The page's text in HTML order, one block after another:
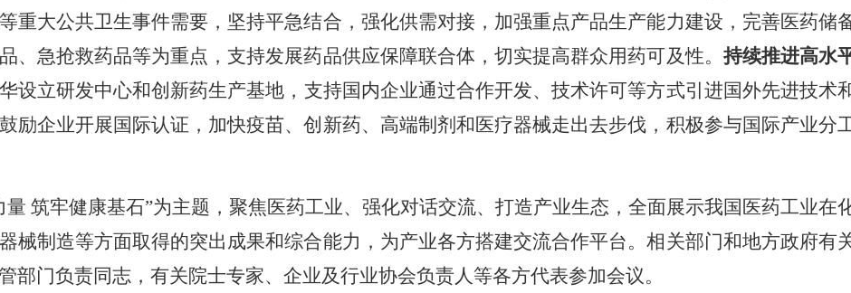
重大公共卫生事件需要，坚持平急结合，强化供需对接，加强重点产品生产能力建设，完善医药储
、急抢救药品等为重点，支持发展药品供应保障联合体，切实提高群众用药可及性。 持续推进高水
设立研发中心和创新药生产基地，支持国内企业通过合作开发、技术许可等方式引进国外先进技术
励企业开展国际认证，加快疫苗、创新药、高端制剂和医疗器械走出去步伐，积极参与国际产业分
量 筑牢健康基石”为主题，聚焦医药工业、强化对话交流、打造产业生态，全面展示我国医药工业在
械制造等方面取得的突出成果和综合能力，为产业各方搭建交流合作平台。相关部门和地方政府有
部门负责同志，有关院士专家、企业及行业协会负责人等各方代表参加会议。